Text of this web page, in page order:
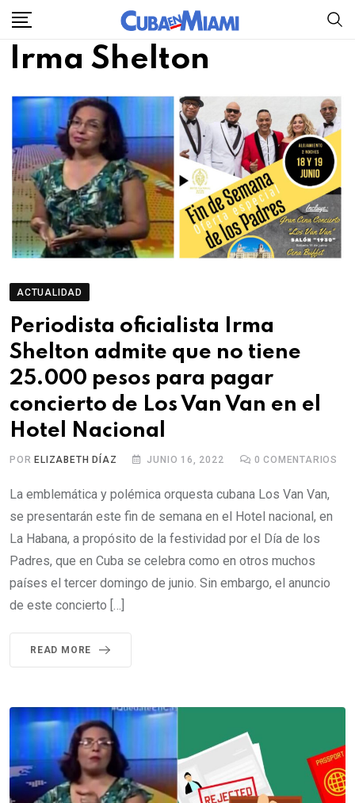
Skip
content
Irma Shelton
ACTUALIDAD
Periodista oficialista Irma
Shelton admite que no tiene
25.000 pesos para pagar
concierto de Los Van Van en el
Hotel Nacional
POR ELIZABETH DÍAZ JUNIO 16, 2022 0 COMENTARIOS
La emblemática y polémica orquesta cubana Los Van Van,
se presentarán este fin de semana en el Hotel nacional, en
La Habana, a propósito de la festividad por el Día de los
Padres, que en Cuba se celebra como en otros muchos
países el tercer domingo de junio. Sin embargo, el anuncio
de este concierto […]
READ MORE